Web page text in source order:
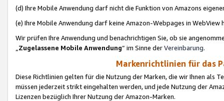
(d) Ihre Mobile Anwendung darf nicht die Funktion von Amazons
(e) Ihre Mobile Anwendung darf keine Amazon-Webpages in WebView
Wir prüfen Ihre Anwendung und benachrichtigen Sie, ob sie
„Zugelassene Mobile Anwendung“ im Sinne derVereinbarung.
Markenrichtlinien für das
Diese Richtlinien gelten für die Nutzung der Marken, die wir Ihnen als
müssen jederzeit strikt eingehalten werden, und jede Nutzung der
Lizenzen bezüglich Ihrer Nutzung der Amazon-Marken.